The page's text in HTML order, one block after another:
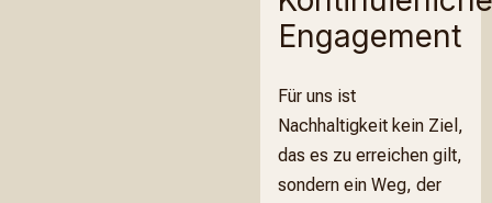
Engagement
Für uns ist
Nachhaltigkeit kein Ziel,
das es zu erreichen gilt,
sondern ein Weg, der